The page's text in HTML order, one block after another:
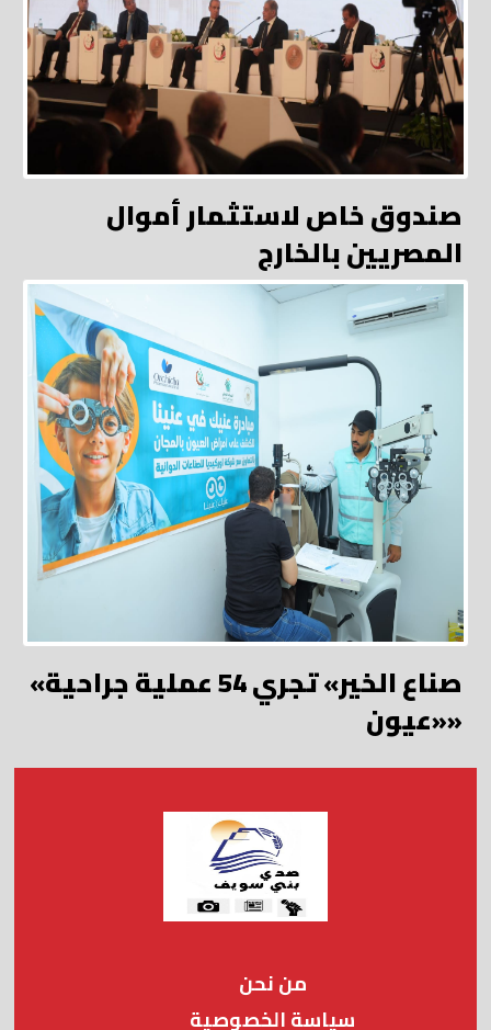
صندوق خاص لاستثمار أموال
المصريين بالخارج
«صناع الخير» تجري 54 عملية جراحية
«عيون»
من نحن
سياسة الخصوصية